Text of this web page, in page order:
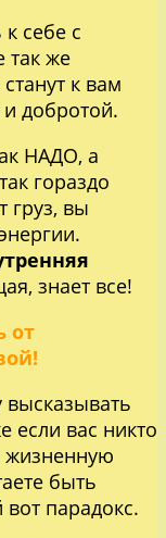
себе с
так же
к вам
добротой.
НАДО, а
гораздо
груз, вы
знает все!
от
если вас никто
жизненную
быть
парадокс.